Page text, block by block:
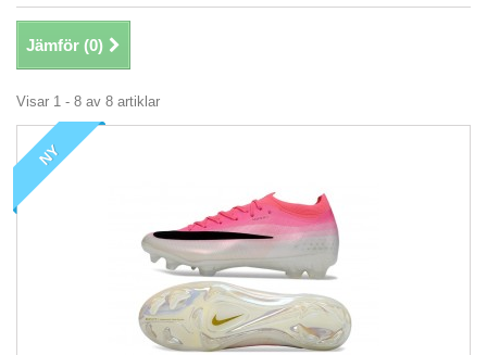
Jämför (0)
Visar 1 - 8 av 8 artiklar
NY